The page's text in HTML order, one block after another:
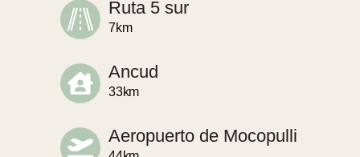
Ruta 5 sur
7km
Ancud
33km
Aeropuerto de Mocopulli